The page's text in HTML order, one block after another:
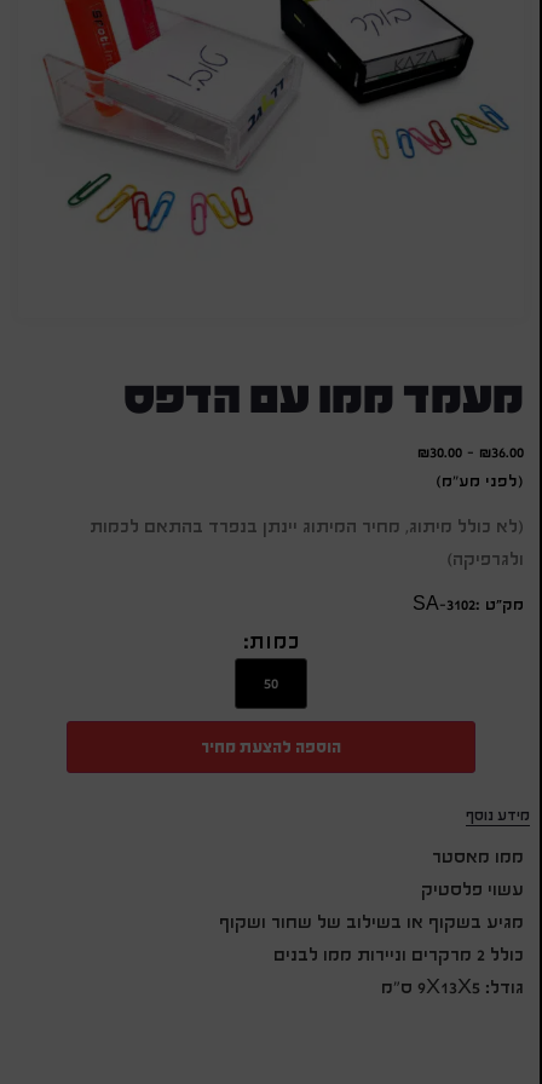
מעמד ממו עם הדפס
₪36.00
-
₪30.00
(לפני מע"מ)
(לא כולל מיתוג, מחיר המיתוג יינתן בנפרד בהתאם לכמות
ולגרפיקה)
מק״ט :SA-3102
כמות:
הוספה להצעת מחיר
מידע נוסף
ממו מאסטר
עשוי פלסטיק
מגיע בשקוף או בשילוב של שחור ושקוף
כולל 2 מרקרים וניירות ממו לבנים
גודל: 9X13X5 ס”מ